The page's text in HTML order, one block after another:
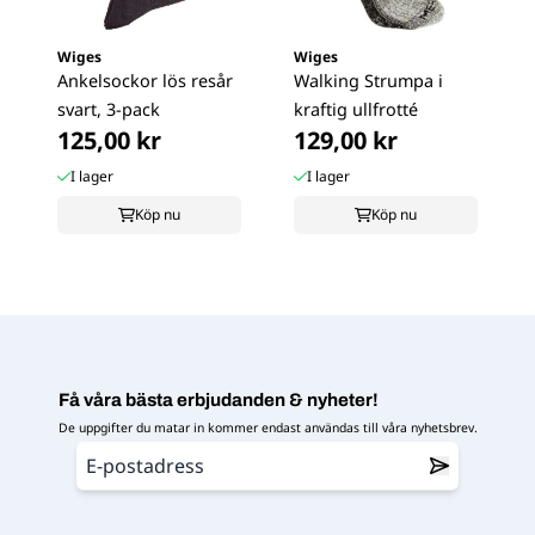
Wiges
Ankelsockor lös resår
svart, 3-pack
125,00 kr
I lager
Köp nu
Wiges
Walking Strumpa i
kraftig ullfrotté
129,00 kr
I lager
Köp nu
Få våra bästa erbjudanden & nyheter!
De uppgifter du matar in kommer endast användas till våra nyhetsbrev.